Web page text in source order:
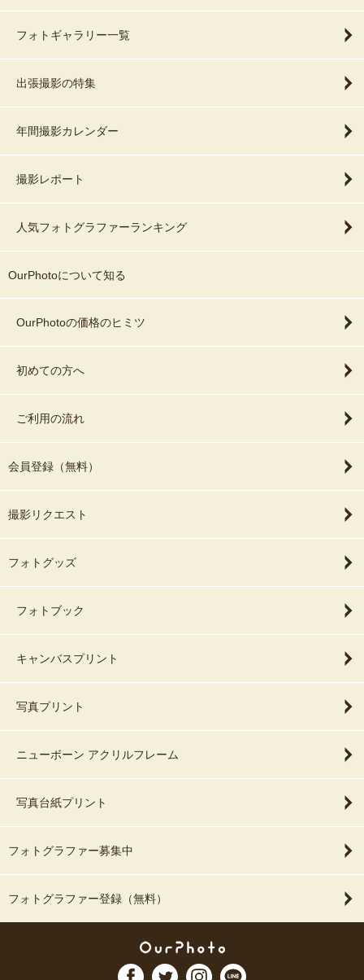
フォトギャラリー一覧
出張撮影の特集
年間撮影カレンダー
撮影レポート
人気フォトグラファーランキング
OurPhotoについて知る
OurPhotoの価格のヒミツ
初めての方へ
ご利用の流れ
会員登録（無料）
撮影リクエスト
フォトグッズ
フォトブック
キャンバスプリント
写真プリント
ニューボーン アクリルフレーム
写真台紙プリント
フォトグラファー募集中
フォトグラファー登録（無料）